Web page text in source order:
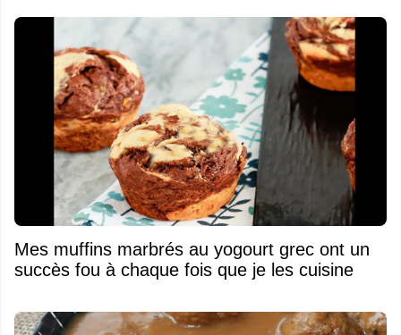
Mes muffins marbrés au yogourt grec ont un
succès fou à chaque fois que je les cuisine